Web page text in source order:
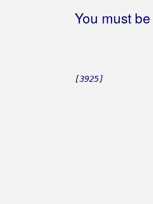
You must
[3925]